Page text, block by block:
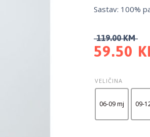
Sastav: 100%
119.00KM
59.50
VELIČINA
06-09 mj 09-